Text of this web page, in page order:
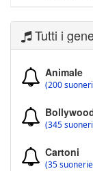
Tutti i
Animale
(200
(345
Cartoni
(35